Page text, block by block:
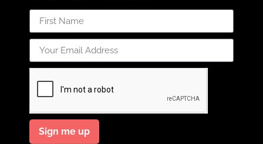
Sign me up